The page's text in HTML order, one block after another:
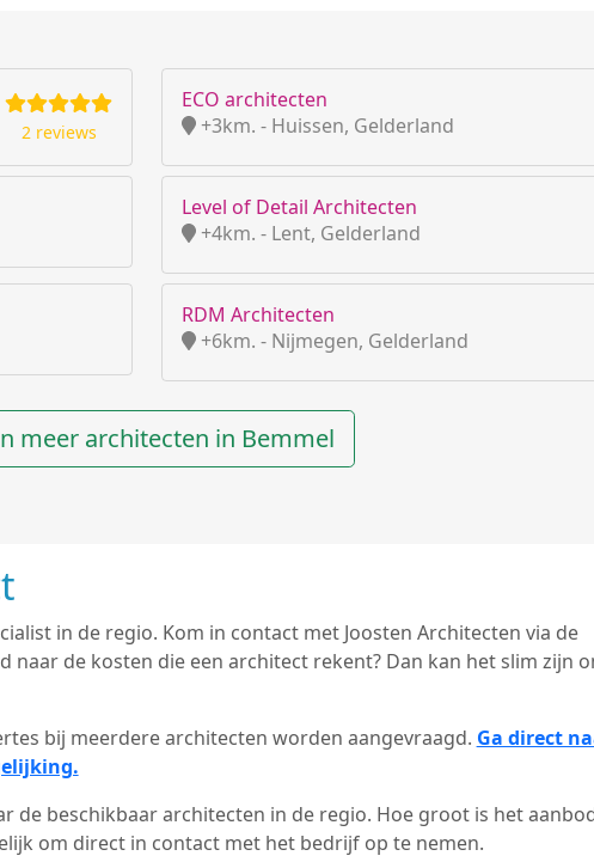
2 reviews
ECO architecten
+3km. - Huissen, Gelderland
Level of Detail Architecten
+4km. - Lent, Gelderland
RDM Architecten
+6km. - Nijmegen, Gelderland
meer architecten in Bemmel
in de regio. Kom in contact met Joosten Architecten via de
naar de kosten die een architect rekent? Dan kan het slim zijn
bij meerdere architecten worden aangevraagd. Ga direct
de beschikbaar architecten in de regio. Hoe groot is het
om direct in contact met het bedrijf op te nemen.